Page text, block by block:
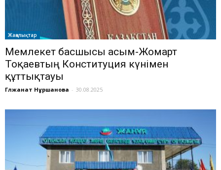
Жаңалықтар
Мемлекет басшысы Қасым-Жомарт
Тоқаевтың Конституция күнімен
құттықтауы
Гүлжанат Нұршанова - 30.08.2025